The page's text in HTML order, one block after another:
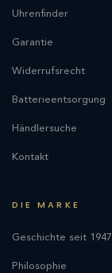
Uhrenfinder
Garantie
Widerrufsrecht
Batterieentsorgung
Händlersuche
Kontakt
DIE MARKE
Geschichte seit 1947
Philosophie